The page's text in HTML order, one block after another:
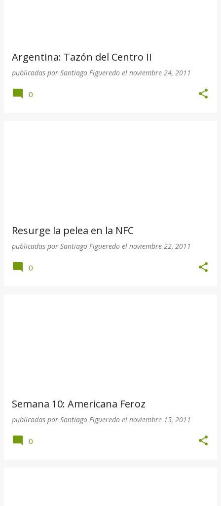
Argentina: Tazón del Centro II
publicadas por Santiago Figueredo el noviembre 24, 2011
0
Resurge la pelea en la NFC
publicadas por Santiago Figueredo el noviembre 22, 2011
0
Semana 10: Americana Feroz
publicadas por Santiago Figueredo el noviembre 15, 2011
0